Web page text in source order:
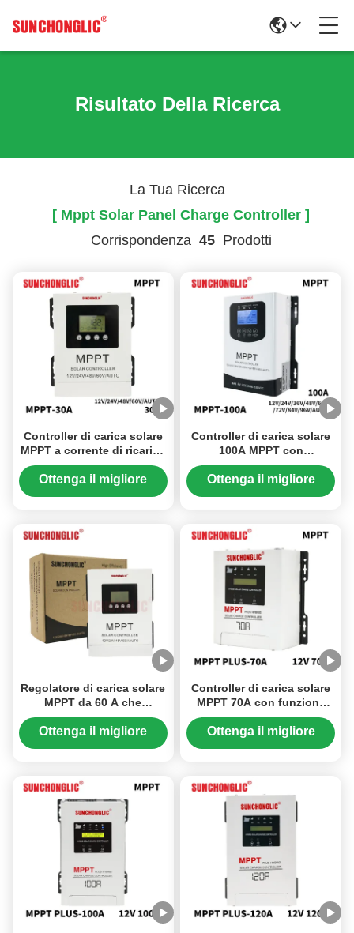
Risultato Della Ricerca
La Tua Ricerca
[ Mppt Solar Panel Charge Controller ]
Corrispondenza 45Prodotti
Controller di carica solare
MPPT a corrente di ricarica
40A con ingresso
fotovoltaico da 180 V e
compatibilità multibatteria
Ottenga il migliore
Controller di carica solare
100A MPPT con
tracciamento automatico e
interfaccia di
comunicazione RS485 per
Ottenga il migliore
Regolatore di carica solare
MPPT da 60 A che
supporta sistemi di
batterie da 96 V con
off-grid
Ottenga il migliore
Controller di carica solare
MPPT 70A con funzione
UPS per sistemi a batteria
da 12V/24V/48V
Ottenga il migliore